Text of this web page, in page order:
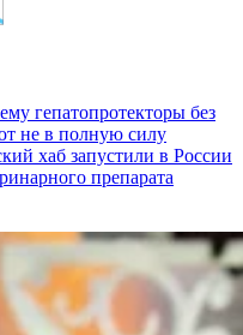
гепатопротекторы без
не в полную силу
хаб запустили в России
препарата